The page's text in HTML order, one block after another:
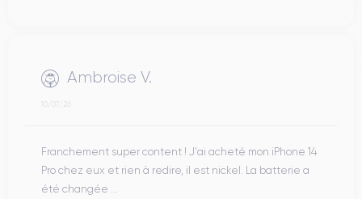
Ambroise V.
10/07/26
Franchement super content ! J'ai acheté mon iPhone 14
Pro chez eux et rien à redire, il est nickel. La batterie a
été changée ...